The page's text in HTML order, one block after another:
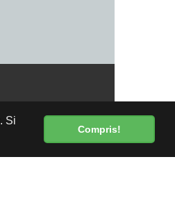
Si
Compris!